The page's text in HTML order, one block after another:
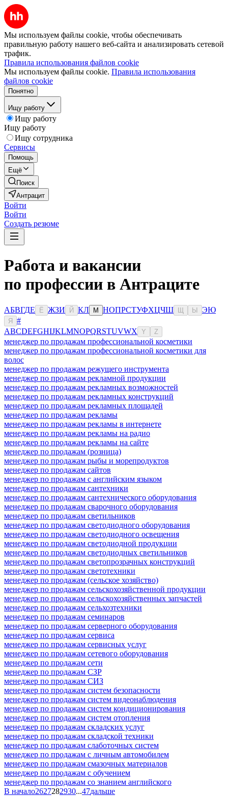
Мы используем файлы cookie, чтобы обеспечивать
правильную работу нашего веб-сайта и анализировать сетевой
трафик.
Правила использования файлов cookie
Мы используем файлы cookie. Правила использования
файлов cookie
Понятно
Ищу работу
Ищу работу
Ищу работу
Ищу сотрудника
Сервисы
Помощь
Ещё
Поиск
Антрацит
Войти
Войти
Создать резюме
Работа и вакансии
по профессии в Антраците
АБВГДЕ Ё ЖЗИ Й КЛ М НОПРСТУФХЦЧШ Ы ЭЮ
Я
#
ABCDEFGHIJKLMNOPQRSTUVWX Y Z
менеджер по продажам профессиональной косметики
менеджер по продажам профессиональной косметики для
волос
менеджер по продажам режущего инструмента
менеджер по продажам рекламной продукции
менеджер по продажам рекламных возможностей
менеджер по продажам рекламных конструкций
менеджер по продажам рекламных площадей
менеджер по продажам рекламы
менеджер по продажам рекламы в интернете
менеджер по продажам рекламы на радио
менеджер по продажам рекламы на сайте
менеджер по продажам (розница)
менеджер по продажам рыбы и морепродуктов
менеджер по продажам сайтов
менеджер по продажам с английским языком
менеджер по продажам сантехники
менеджер по продажам сантехнического оборудования
менеджер по продажам сварочного оборудования
менеджер по продажам светильников
менеджер по продажам светодиодного оборудования
менеджер по продажам светодиодного освещения
менеджер по продажам светодиодной продукции
менеджер по продажам светодиодных светильников
менеджер по продажам светопрозрачных конструкций
менеджер по продажам светотехники
менеджер по продажам (сельское хозяйство)
менеджер по продажам сельскохозяйственной продукции
менеджер по продажам сельскохозяйственных запчастей
менеджер по продажам сельхозтехники
менеджер по продажам семинаров
менеджер по продажам серверного оборудования
менеджер по продажам сервиса
менеджер по продажам сервисных услуг
менеджер по продажам сетевого оборудования
менеджер по продажам сети
менеджер по продажам СЗР
менеджер по продажам СИЗ
менеджер по продажам систем безопасности
менеджер по продажам систем видеонаблюдения
менеджер по продажам систем кондиционирования
менеджер по продажам систем отопления
менеджер по продажам складских услуг
менеджер по продажам складской техники
менеджер по продажам слаботочных систем
менеджер по продажам с личным автомобилем
менеджер по продажам смазочных материалов
менеджер по продажам с обучением
менеджер по продажам со знанием английского
В начало2627282930...47дальше